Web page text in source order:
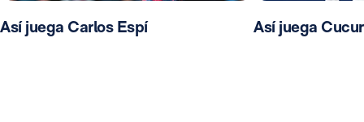
Así juega Carlos Espí Así juega